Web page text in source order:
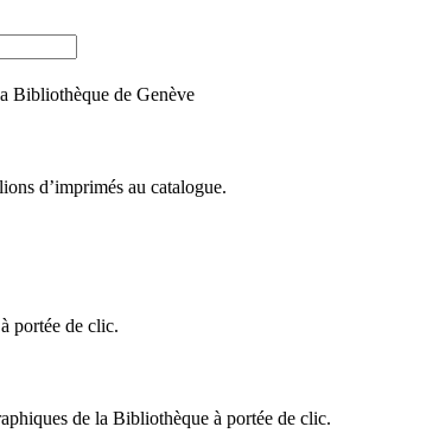
Bibliothèque de Genève
d’imprimés au catalogue.
portée de clic.
de la Bibliothèque à portée de clic.